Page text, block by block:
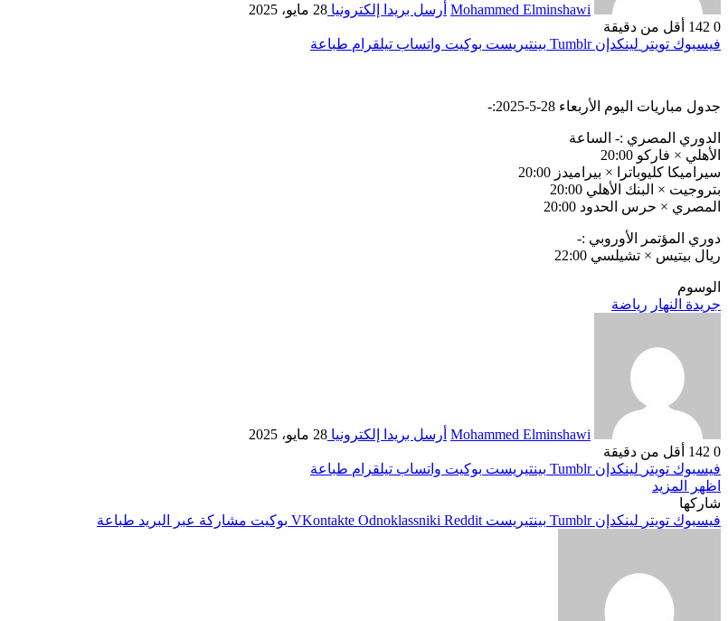
Mohammed Elminshawi أرسل بريدا إلكترونيا 28 مايو، 2025
0
أقل من دقيقة
فيسبوك تويتر لينكدإن بينتيريست بوكيت واتساب تيلقرام طباعة
جدول مباريات اليوم الأربعاء 28-5-2025:-
الدوري المصري :- الساعة
الأهلي × فاركو 20:00
سيراميكا كليوباترا × بيراميدز 20:00
بتروجيت × البنك الأهلي 20:00
المصري × حرس الحدود 20:00
دوري المؤتمر الأوروبي :-
ريال بيتيس × تشيلسي 22:00
الوسوم
جريدة النهار رياضة
Mohammed Elminshawi أرسل بريدا إلكترونيا 28 مايو، 2025
0
أقل من دقيقة
فيسبوك تويتر لينكدإن بينتيريست بوكيت واتساب تيلقرام طباعة
اظهر المزيد
شاركها
فيسبوك تويتر لينكدإن بينتيريست Odnoklassniki بوكيت مشاركة عبر البريد طباعة